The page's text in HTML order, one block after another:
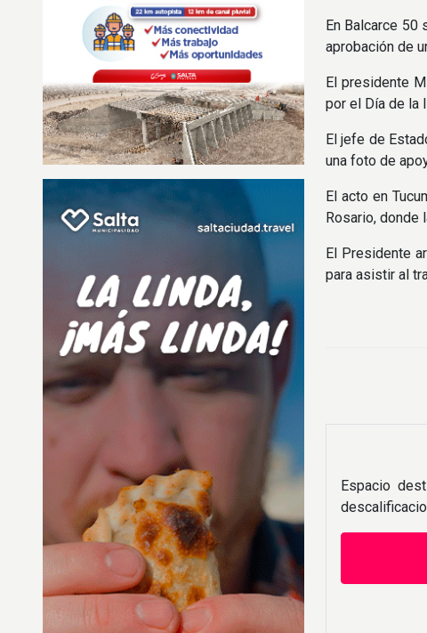
En Balcarce 50
aprobación de
El presidente
por el Día de la
El jefe de
una foto de
El acto en
Rosario, donde
El Presidente
para asistir al
Espacio